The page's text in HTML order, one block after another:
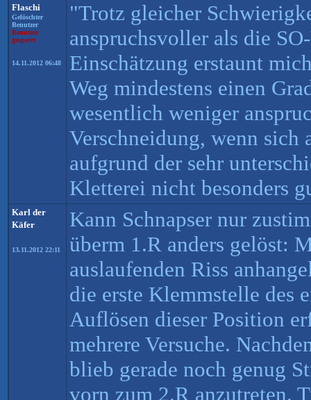
Flaschi
Gelöschter
Benutzer
Benutzer
gesperrt
14.11.2012 06:48
"Trotz gleicher
anspruchsvoller als die
Einschätzung erstaunt
Weg mindestens einen
wesentlich weniger
Verschneidung, wenn sich
aufgrund der sehr
Kletterei nicht besonders
Karl der
Käfer
13.11.2012 22:11
Kann Schnapser nur
überm 1.R anders gelöst:
auslaufenden Riss
die erste Klemmstelle des
Auflösen dieser Position
mehrere Versuche.
blieb gerade noch genug
vorn zum 2.R anzutreten.